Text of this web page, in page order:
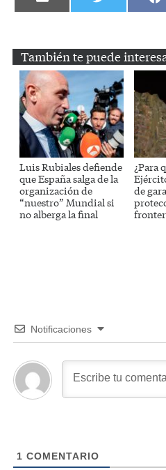
en en en
También te puede
Luis Rubiales defiende
que España salga de la
organización de
“nuestro” Mundial si
no alberga la final
¿Para
de
Notificaciones
1 COMENTARIO